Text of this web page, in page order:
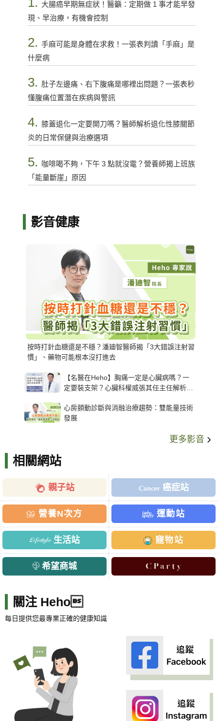
大腸癌早期無症狀！醫籲：定期做 1 事才能早發
現、早治療，有機會控制
2. 手麻可能是身體在求救！一張表判讀「手麻」是
什麼病
3. 肚子左邊痛、右下腹痛是哪裡出問題？一張表秒
懂腹痛位置潛在疾病與警訊
4. 膝蓋退化一定要開刀嗎？醫師解析退化性膝關節
炎的日常保健與治療選項
5.
咖啡喝不夠，下午 3 點就沒電？營養師揭上班族
「能量斷崖」原因
影音健康
按時打針血糖還是不穩？潘廸智醫師揭「3大錯誤注射習
慣」、藥物可能根本沒打進去
【名醫在Heho】胸痛一定是心臟病嗎？一
定要裝支架？心臟科權威張其任主任解析支
心房顫動診斷與消融治療趨勢：雙能量技術
發展
更多影音
相關網站
親子站 癌症站
營養N次方 運動站
生活站 寵物站
希望商城
關注 Heho
每日提供您最專業正確的健康知識